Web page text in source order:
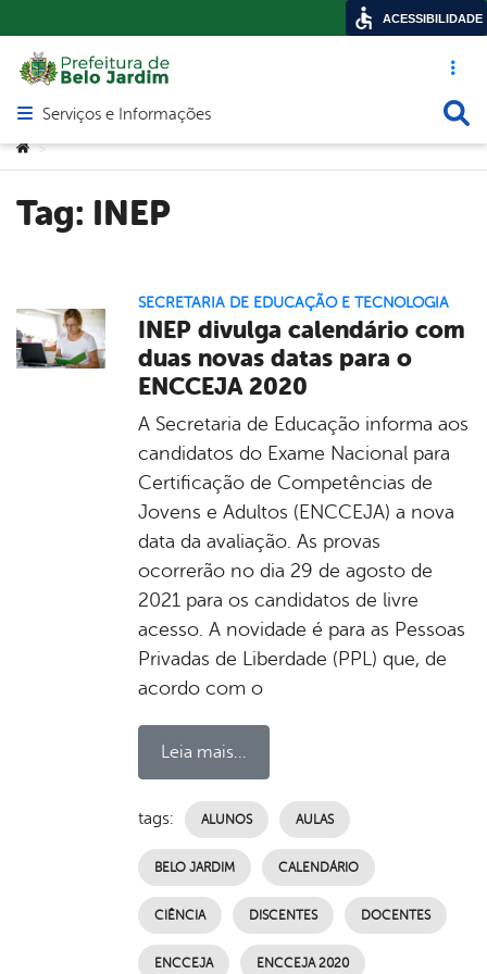
Acesso
Abrir menu principal de navegação
Serviços e Informações
Você está aqui:
>
Tag: INEP
SECRETARIA DE EDUCAÇÃO E TECNOLOGIA
INEP divulga calendário com
duas novas datas para o
ENCCEJA 2020
A Secretaria de Educação informa aos
candidatos do Exame Nacional para
Certificação de Competências de
Jovens e Adultos (ENCCEJA) a nova
data da avaliação. As provas
ocorrerão no dia 29 de agosto de
2021 para os candidatos de livre
acesso. A novidade é para as Pessoas
Privadas de Liberdade (PPL) que, de
acordo com o
Leia mais...
tags: ALUNOS AULAS
BELO JARDIM CALENDÁRIO
CIÊNCIA DISCENTES DOCENTES
ENCCEJA ENCCEJA 2020
ACESSIBILIDADE